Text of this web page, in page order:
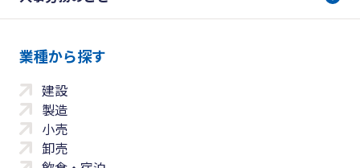
業種から探す
建設
製造
小売
卸売